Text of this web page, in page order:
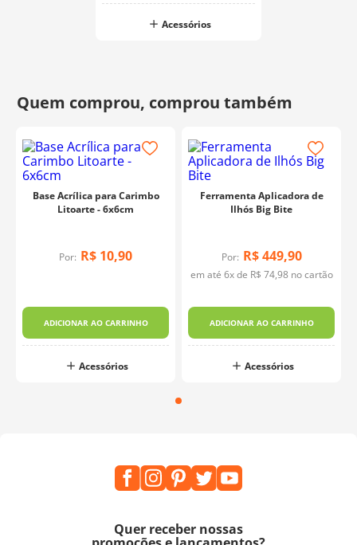
Acessórios
Base Acrílica para Carimbo
Litoarte - 6x6cm
Por: R$ 10,90
ADICIONAR AO CARRINHO
Acessórios
Ferramenta Aplicadora de
Ilhós Big Bite
Por: R$ 449,90
em até 6x de R$ 74,98no cartão
ADICIONAR AO CARRINHO
Acessórios
Quer receber nossas